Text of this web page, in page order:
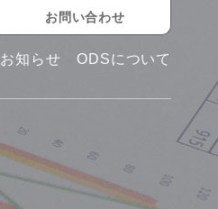
お知らせ ODSについて
お問い合わせ